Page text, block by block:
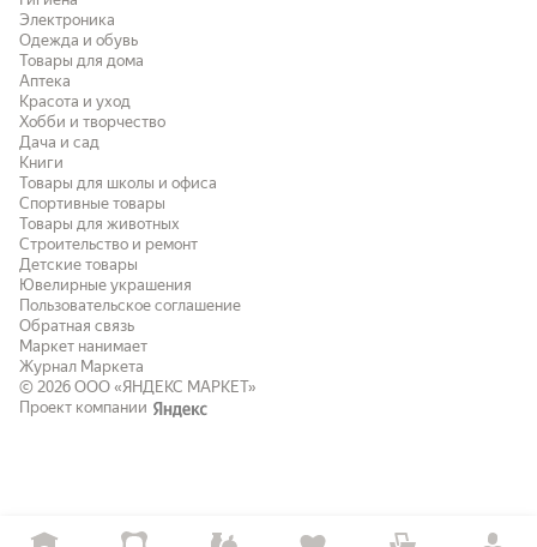
Электроника
Одежда и обувь
Товары для дома
Аптека
Красота и уход
Хобби и творчество
Дача и сад
Книги
Товары для школы и офиса
Спортивные товары
Товары для животных
Строительство и ремонт
Детские товары
Ювелирные украшения
Пользовательское соглашение
Обратная связь
Маркет нанимает
Журнал Маркета
© 2026 ООО «ЯНДЕКС МАРКЕТ»
Проект компании